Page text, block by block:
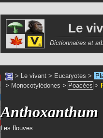
Le
Dictionnaires et
> Le vivant > Eucaryotes >
> Monocotylédones > Poacées >
Anthoxanthum
Les flouves